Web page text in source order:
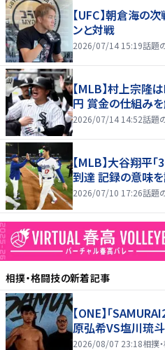
【UFC】朝倉海の
ンと対戦
2026/07/14 15:19話題
【MLB】村上宗隆
円 賞金の仕組み
2026/07/14 14:52話題
【MLB】大谷翔平
到達 記録の意味
2026/07/10 17:26話題
相撲・格闘技の新着記事
【ONE】「
原弘希VS塩川琉
2026/08/07 23:18相撲